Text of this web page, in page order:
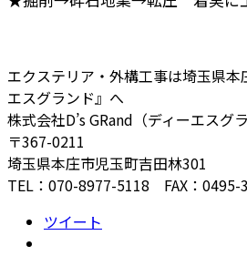
エクステリア・外構工事は埼玉県本
エスグランド』へ
株式会社D’s GRand（ディーエスグラ
〒367-0211
埼玉県本庄市児玉町吉田林301
TEL：070-8977-5118 FAX：0495-
ツイート